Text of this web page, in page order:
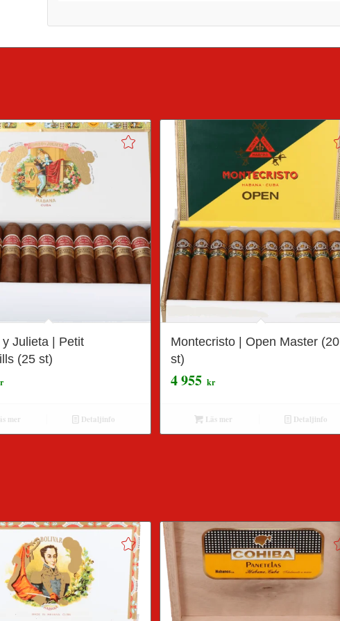
Julieta | Petit
(25 st)
mer Detaljinfo
Montecristo | Open Master (20
st)
4 955kr
Läs mer Detaljinfo